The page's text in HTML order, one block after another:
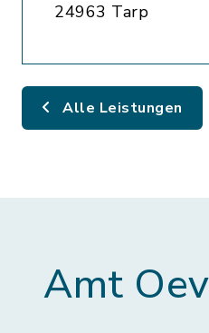
24963 Tarp
Alle Leistungen
Amt